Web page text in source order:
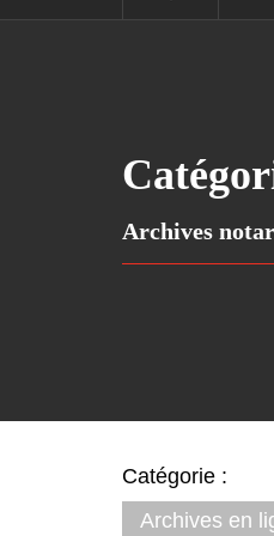
Archives
Catégorie :
Archives en